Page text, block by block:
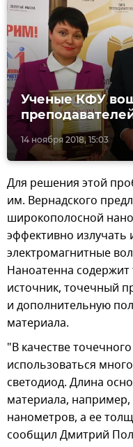
14 ноября 2018, 15:03
Ученые КФУ
Для решения этой
им. Вернадского
широкополосной
эффективно излучать
электромагнитные
Наноатенна
источник, точечный
и дополнительную
материала.
"В качестве
использоваться
светодиод. Длина
материала,
нанометров, а ее
сообщил Дмитрий